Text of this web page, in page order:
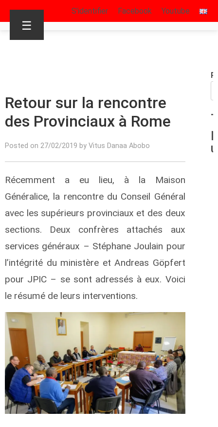
S’identifier Facebook Youtube
☰
Retour sur la rencontre
des Provinciaux à Rome
Posted on 27/02/2019 by Vitus Danaa Abobo
Récemment a eu lieu, à la Maison
Généralice, la rencontre du Conseil Général
avec les supérieurs provinciaux et des deux
sections. Deux confrères attachés aux
services généraux – Stéphane Joulain pour
l’intégrité du ministère et Andreas Göpfert
pour JPIC – se sont adressés à eux. Voici
le résumé de leurs interventions.